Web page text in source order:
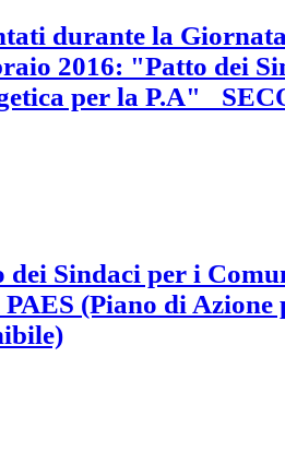
durante la
2016: "Patto dei
per la P.A"
dei Sindaci per i
(Piano di Azione